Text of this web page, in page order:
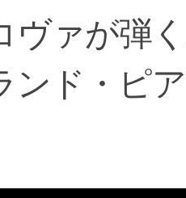
ヴァが弾
ド・ピア